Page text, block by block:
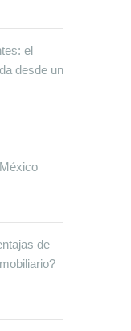
el
desde un
de